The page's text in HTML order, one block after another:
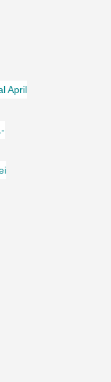
April